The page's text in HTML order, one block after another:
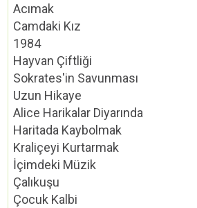
Acımak
Camdaki Kız
1984
Hayvan Çiftliği
Sokrates'in Savunması
Uzun Hikaye
Alice Harikalar Diyarında
Haritada Kaybolmak
Kraliçeyi Kurtarmak
İçimdeki Müzik
Çalıkuşu
Çocuk Kalbi